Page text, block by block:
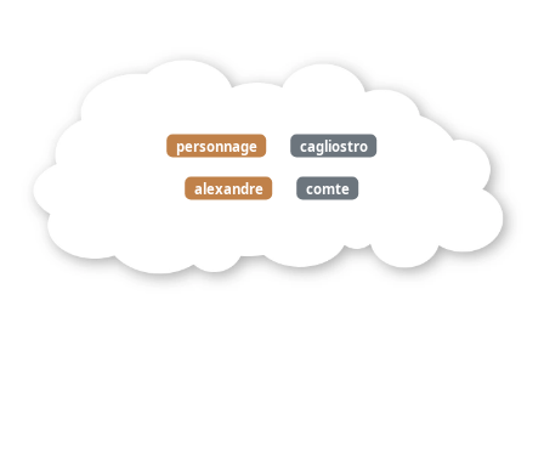
personnage cagliostro
alexandre comte